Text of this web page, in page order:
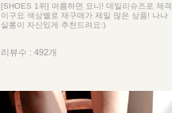
[SHOES 1위] 여름하면 요니! 데일리슈즈로 제격
이구요 색상별로 재구매가 제일 많은 상품! 나나
살롱이 자신있게 추천드려요:)
리뷰수 : 492개